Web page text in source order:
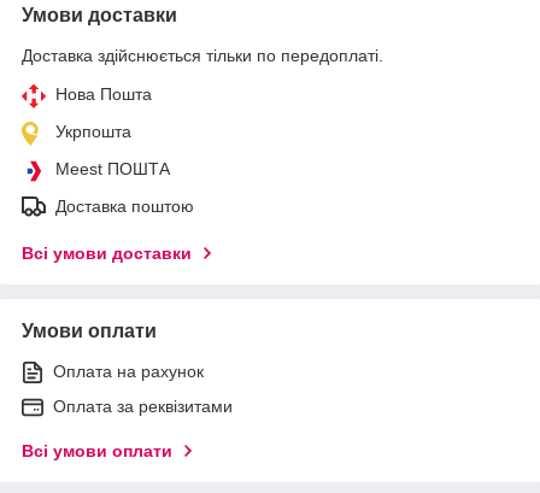
Умови доставки
Доставка здійснюється тільки по передоплаті.
Нова Пошта
Укрпошта
Meest ПОШТА
Доставка поштою
Всі умови доставки
Умови оплати
Оплата на рахунок
Оплата за реквізитами
Всі умови оплати